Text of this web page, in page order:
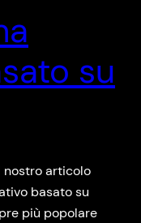
su
nostro articolo
basato su
più popolare